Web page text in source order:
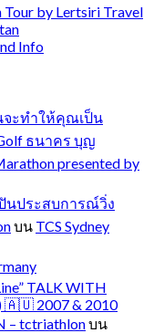
by Lertsiri Travel
Info
ะทำให้คุณเป็น
ธนาคร บุญ
presented by
นประสบการณ์วิ่ง
บน TCS Sydney
TALK WITH
🇦🇺 2007 & 2010
– tctriathlonบน